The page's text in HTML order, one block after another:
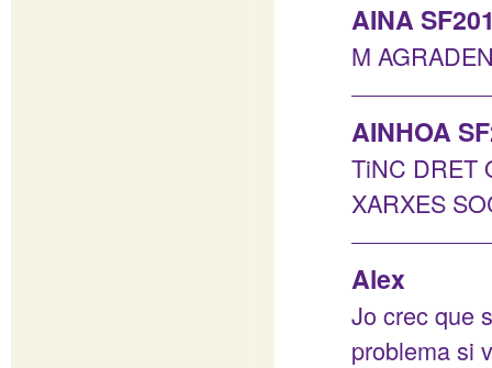
AINA
M
AINHOA
TiNC DRET
XARXES
Alex
Jo crec que
problema si